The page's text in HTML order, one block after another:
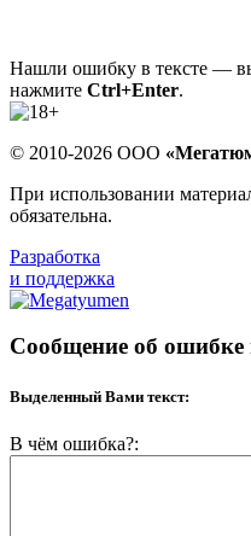
Нашли ошибку в тексте —
нажмите Ctrl+Enter.
© 2010-2026 ООО
При использовании
обязательна.
Разработка
и поддержка
Сообщение об ошибке
Выделенный Вами текст:
В чём ошибка?: